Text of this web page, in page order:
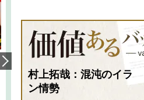
韓国にも理解してほしい「極東
1905年体制」における日米韓安
全保障協力の意味
千々和泰明
村上拓哉：混沌のイラ
ン情勢